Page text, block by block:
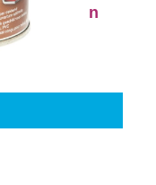
Satin